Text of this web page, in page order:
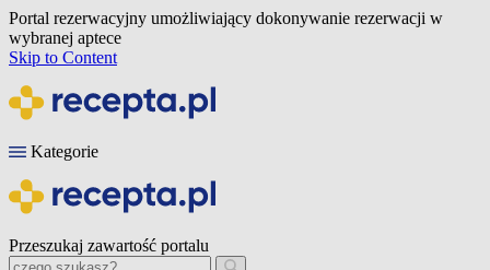
Portal rezerwacyjny umożliwiający dokonywanie rezerwacji w
wybranej aptece
Skip to Content
Kategorie
Przeszukaj zawartość portalu